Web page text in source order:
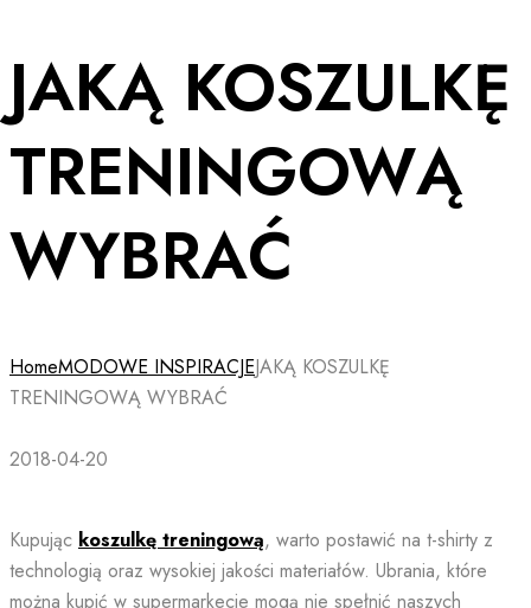
JAKĄ KOSZULKĘ
TRENINGOWĄ
WYBRAĆ
HomeMODOWE INSPIRACJEJAKĄ KOSZULKĘ
TRENINGOWĄ WYBRAĆ
2018-04-20
Kupując koszulkę treningową, warto postawić na t-shirty z
technologią oraz wysokiej jakości materiałów. Ubrania, które
można kupić w supermarkecie mogą nie spełnić naszych